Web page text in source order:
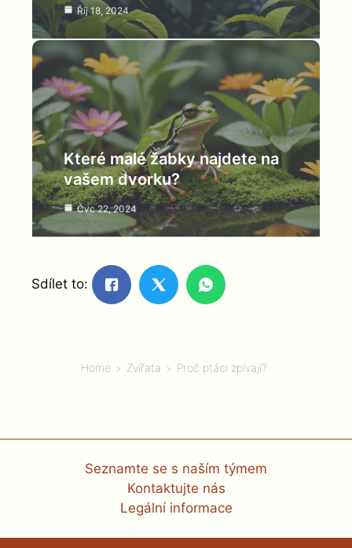
Říj 18, 2024
Které malé žabky najdete na
vašem dvorku?
Čvc 22, 2024
Sdílet to:
Home Zvířata Proč ptáci zpívají?
Seznamte se s naším týmem
Kontaktujte nás
Legální informace